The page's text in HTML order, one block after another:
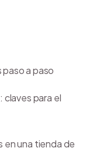
a paso
para el
en una tienda de